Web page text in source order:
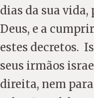
dias da sua vida,
Deus, e a
estes decretos.
seus irmãos
direita, nem